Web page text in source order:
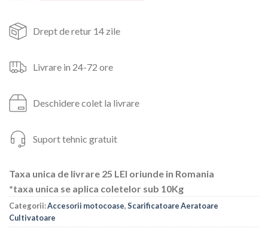
Drept de retur 14 zile
Livrare in 24-72 ore
Deschidere colet la livrare
Suport tehnic gratuit
Taxa unica de livrare 25 LEI oriunde in Romania
*taxa unica se aplica coletelor sub 10Kg
Categorii:Accesorii motocoase,Scarificatoare Aeratoare
Cultivatoare